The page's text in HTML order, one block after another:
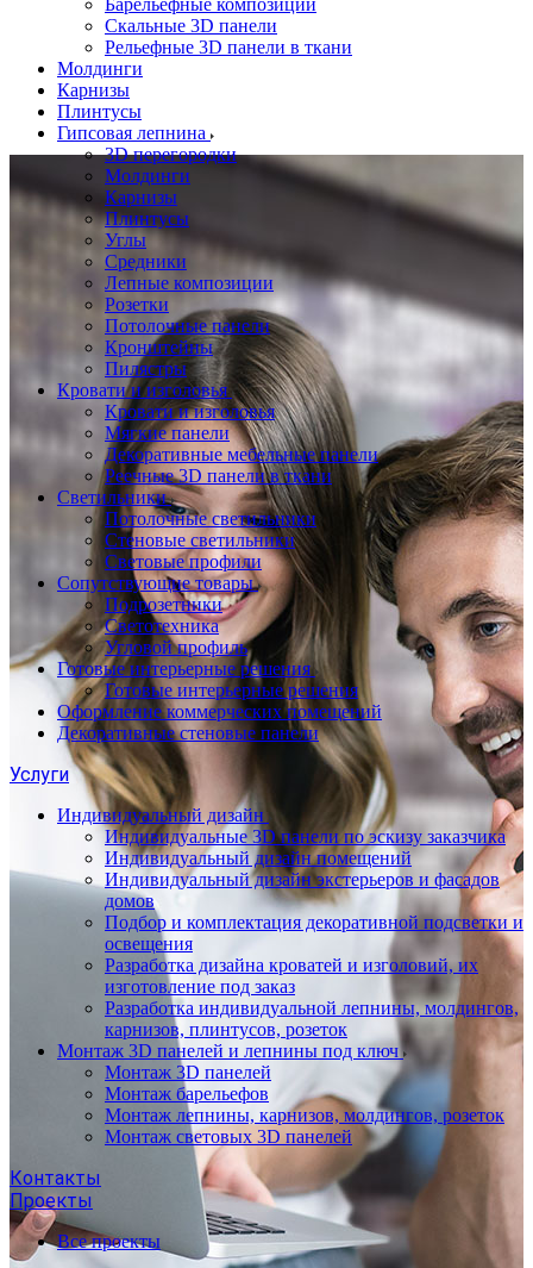
Барельефные композиции
Скальные 3D панели
Рельефные 3D панели в ткани
Молдинги
Карнизы
Плинтусы
Гипсовая лепнина
3D перегородки
Молдинги
Карнизы
Плинтусы
Углы
Средники
Лепные композиции
Розетки
Потолочные панели
Кронштейны
Пилястры
Кровати и изголовья
Кровати и изголовья
Мягкие панели
Декоративные мебельные панели
Реечные 3D панели в ткани
Светильники
Потолочные светильники
Стеновые светильники
Световые профили
Сопутствующие товары
Подрозетники
Светотехника
Угловой профиль
Готовые интерьерные решения
Готовые интерьерные решения
Оформление коммерческих помещений
Декоративные стеновые панели
Услуги
Индивидуальный дизайн
Индивидуальные 3D панели по эскизу заказчика
Индивидуальный дизайн помещений
Индивидуальный дизайн экстерьеров и фасадов
домов
Подбор и комплектация декоративной подсветки и
освещения
Разработка дизайна кроватей и изголовий, их
изготовление под заказ
Разработка индивидуальной лепнины, молдингов,
карнизов, плинтусов, розеток
Монтаж 3D панелей и лепнины под ключ
Монтаж 3D панелей
Монтаж барельефов
Монтаж лепнины, карнизов, молдингов, розеток
Монтаж световых 3D панелей
Контакты
Проекты
Все проекты